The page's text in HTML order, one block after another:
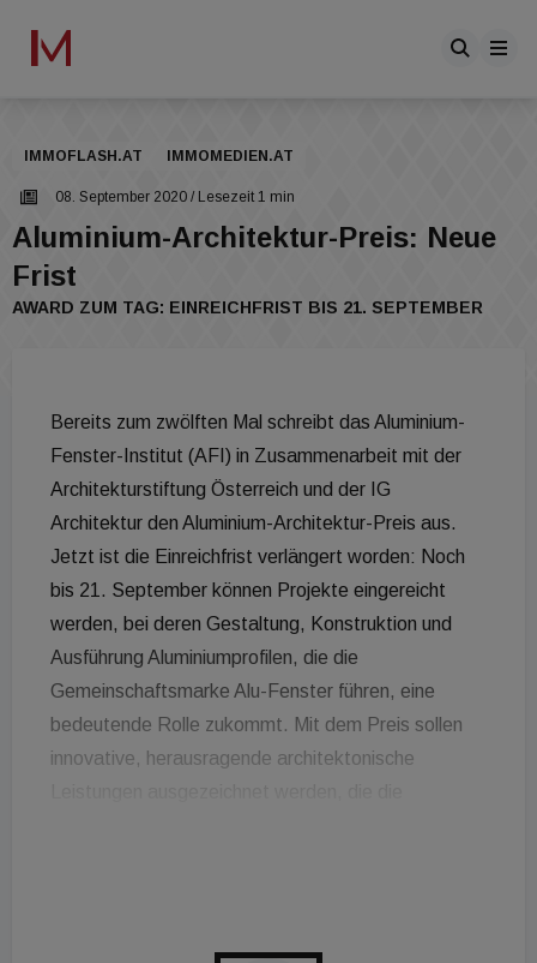
IMMOFLASH.AT IMMOMEDIEN.AT
08. September 2020 / Lesezeit 1 min
Aluminium-Architektur-Preis: Neue
Frist
AWARD ZUM TAG: EINREICHFRIST BIS 21. SEPTEMBER
Bereits zum zwölften Mal schreibt das Aluminium-
Fenster-Institut (AFI) in Zusammenarbeit mit der
Architekturstiftung Österreich und der IG
Architektur den Aluminium-Architektur-Preis aus.
Jetzt ist die Einreichfrist verlängert worden: Noch
bis 21. September können Projekte eingereicht
werden, bei deren Gestaltung, Konstruktion und
Ausführung Aluminiumprofilen, die die
Gemeinschaftsmarke Alu-Fenster führen, eine
bedeutende Rolle zukommt. Mit dem Preis sollen
innovative, herausragende architektonische